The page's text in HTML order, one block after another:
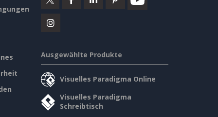
Ausgewählte Produkte
Visuelles Paradigma Online
Visuelles Paradigma
Schreibtisch